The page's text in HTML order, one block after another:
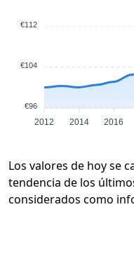
€112
€104
€96
2012 2014 2016
Los valores de hoy se
tendencia de los
considerados como